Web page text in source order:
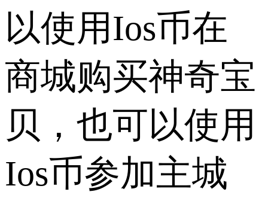
以使用Ios币在
商城购买神奇宝
贝，也可以使用
Ios币参加主城